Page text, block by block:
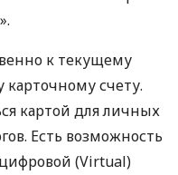
к текущему
счету.
картой для личных
Есть возможность
(Virtual)